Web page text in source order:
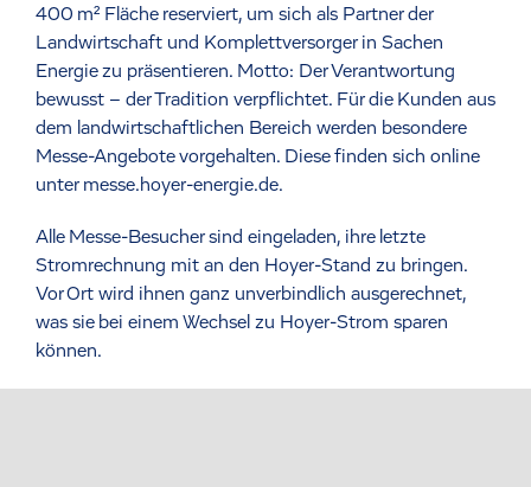
400 m² Fläche reserviert, um sich als Partner der
Landwirtschaft und Komplettversorger in Sachen
Energie zu präsentieren. Motto: Der Verantwortung
bewusst – der Tradition verpflichtet. Für die Kunden aus
dem landwirtschaftlichen Bereich werden besondere
Messe-Angebote vorgehalten. Diese finden sich online
unter messe.hoyer-energie.de.
Alle Messe-Besucher sind eingeladen, ihre letzte
Stromrechnung mit an den Hoyer-Stand zu bringen.
Vor Ort wird ihnen ganz unverbindlich ausgerechnet,
was sie bei einem Wechsel zu Hoyer-Strom sparen
können.